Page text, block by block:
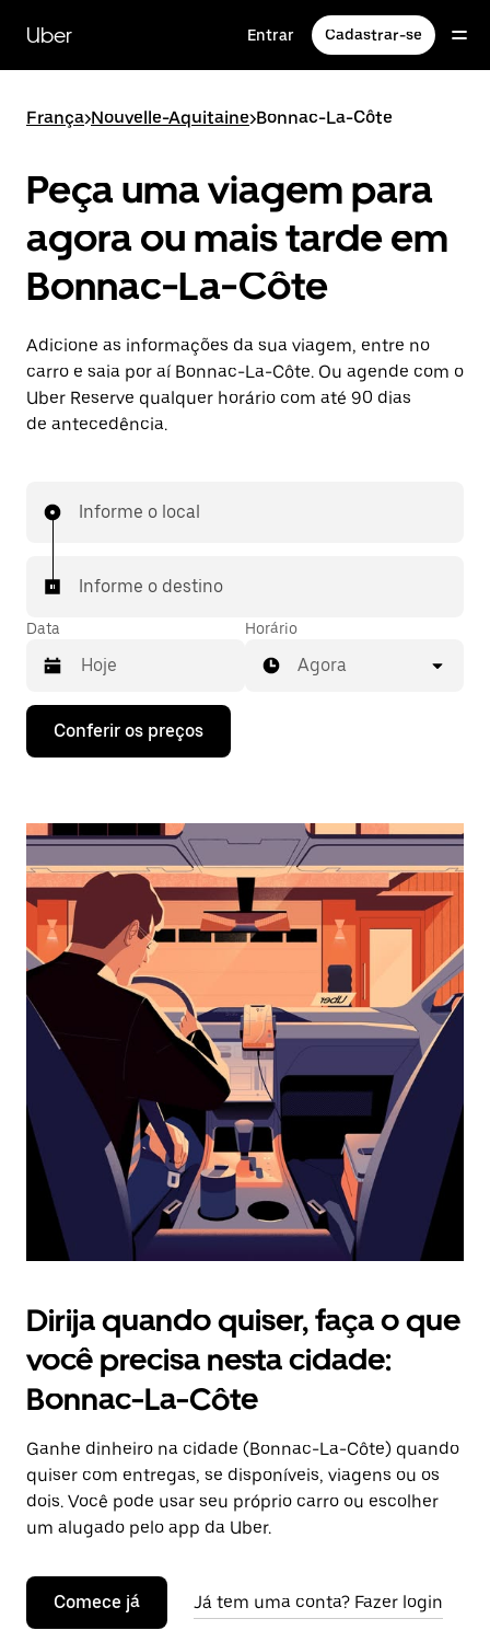
para
conteúdo
Uber Entrar Cadastrar-se
França>Nouvelle-Aquitaine>Bonnac-La-Côte
Peça uma viagem para
agora ou mais tarde em
Bonnac-La-Côte
Adicione as informações da sua viagem, entre no
carro e saia por aí Bonnac-La-Côte. Ou agende com o
Uber Reserve qualquer horário com até 90 dias
de antecedência.
Informe o local
Informe o destino
Data
Pressione
seta
interagir
o
calendário
selecionar
uma
data.
Pressione
a
tecla
“ESC”
o
calendário.
Horário
Agora
Conferir os preços
Dirija quando quiser, faça o que
você precisa nesta cidade:
Bonnac-La-Côte
Ganhe dinheiro na cidade (Bonnac-La-Côte) quando
quiser com entregas, se disponíveis, viagens ou os
dois. Você pode usar seu próprio carro ou escolher
um alugado pelo app da Uber.
Comece já Já tem uma conta? Fazer login